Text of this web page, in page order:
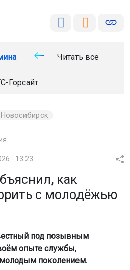
Читать все
Горсайт
Новосибирск
- 13:23
как
с молодёжью
под позывным
опыте службы,
молодым поколением.